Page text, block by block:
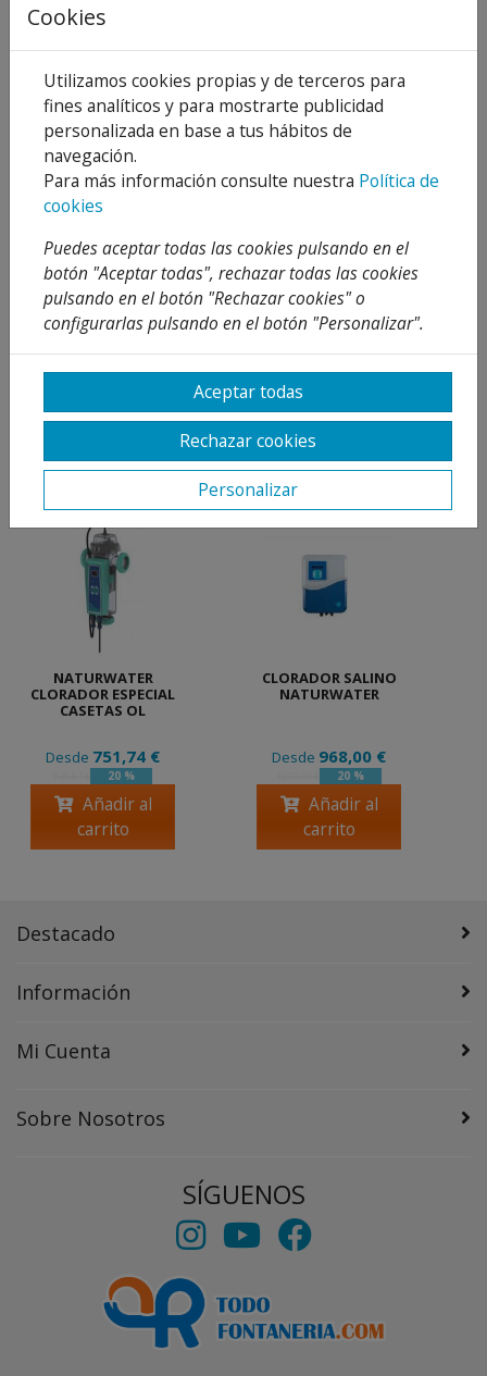
Compartir
Descripción
Detalles
Adjuntos
Opiniones
¡Este producto no tiene descripción!
PRODUCTOSRELACIONADOS
NATURWATER
CLORADOR ESPECIAL
CASETAS OL
Desde 751,74 €
20 %
Añadir al
carrito
CLORADOR SALINO
NATURWATER
Desde 968,00 €
20 %
Añadir al
carrito
Destacado
Información
Mi Cuenta
Sobre Nosotros
SÍGUENOS
Cookies
Utilizamos cookies propias y de terceros para
fines analíticos y para mostrarte publicidad
personalizada en base a tus hábitos de
navegación.
Para más información consulte nuestra Política de
cookies
Puedes aceptar todas las cookies pulsando en el
botón "Aceptar todas", rechazar todas las cookies
pulsando en el botón "Rechazar cookies" o
configurarlas pulsando en el botón "Personalizar".
Aceptar todas
Rechazar cookies
Personalizar